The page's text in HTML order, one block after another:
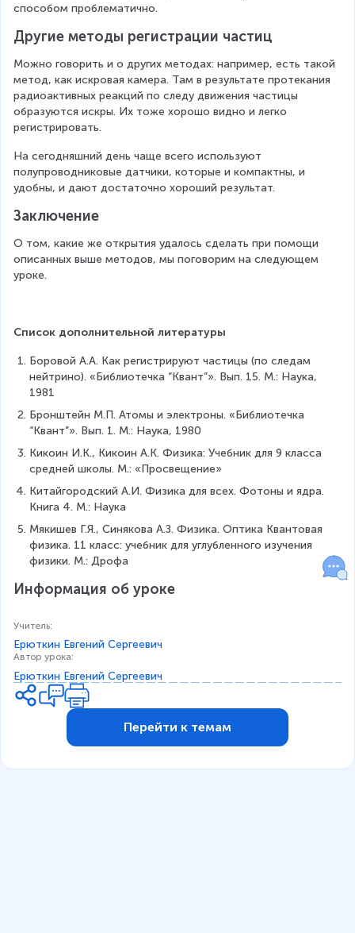
способом проблематично.
Другие методы регистрации частиц
Можно говорить и о других методах: например, есть такой
метод, как искровая камера. Там в результате протекания
радиоактивных реакций по следу движения частицы
образуются искры. Их тоже хорошо видно и легко
регистрировать.
На сегодняшний день чаще всего используют
полупроводниковые датчики, которые и компактны, и
удобны, и дают достаточно хороший результат.
Заключение
О том, какие же открытия удалось сделать при помощи
описанных выше методов, мы поговорим на следующем
уроке.
Список дополнительной литературы
Боровой А.А. Как регистрируют частицы (по следам
нейтрино). «Библиотечка “Квант”». Вып. 15. М.: Наука,
1981
Бронштейн М.П. Атомы и электроны. «Библиотечка
“Квант”». Вып. 1. М.: Наука, 1980
Кикоин И.К., Кикоин А.К. Физика: Учебник для 9 класса
средней школы. М.: «Просвещение»
Китайгородский А.И. Физика для всех. Фотоны и ядра.
Книга 4. М.: Наука
Мякишев Г.Я., Синякова А.З. Физика. Оптика Квантовая
физика. 11 класс: учебник для углубленного изучения
физики. М.: Дрофа
Информация об уроке
Учитель:
Ерюткин Евгений Сергеевич
Автор урока:
Ерюткин Евгений Сергеевич
Перейти к темам